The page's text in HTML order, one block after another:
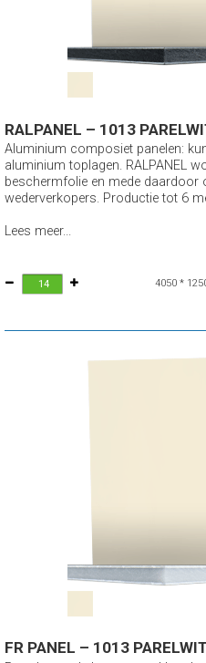
RALPANEL – 1013
Aluminium composiet panelen:
aluminium toplagen. RALPANEL
beschermfolie en mede daardoor
wederverkopers. Productie tot 6
Lees meer...
4050 *
FR PANEL – 1013